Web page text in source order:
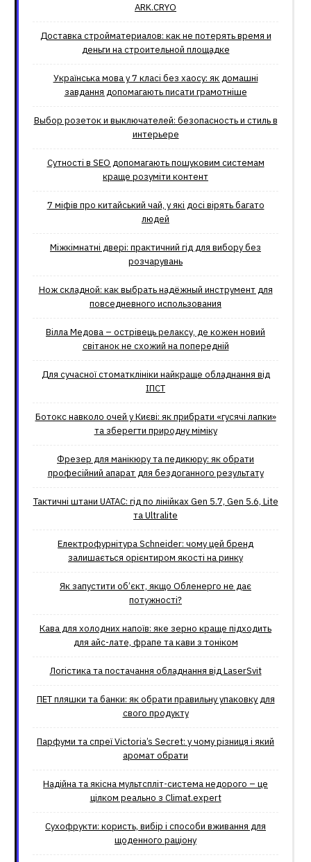
ARK.CRYO
Доставка стройматериалов: как не потерять время и
деньги на строительной площадке
Українська мова у 7 класі без хаосу: як домашні
завдання допомагають писати грамотніше
Выбор розеток и выключателей: безопасность и стиль в
интерьере
Сутності в SEO допомагають пошуковим системам
краще розуміти контент
7 міфів про китайський чай, у які досі вірять багато
людей
Міжкімнатні двері: практичний гід для вибору без
розчарувань
Нож складной: как выбрать надёжный инструмент для
повседневного использования
Вілла Медова – острівець релаксу, де кожен новий
світанок не схожий на попередній
Для сучасної стоматклініки найкраще обладнання від
ІПСТ
Ботокс навколо очей у Києві: як прибрати «гусячі лапки»
та зберегти природну міміку
Фрезер для манікюру та педикюру: як обрати
професійний апарат для бездоганного результату
Тактичні штани UATAC: гід по лінійках Gen 5.7, Gen 5.6, Lite
та Ultralite
Електрофурнітура Schneider: чому цей бренд
залишається орієнтиром якості на ринку
Як запустити об’єкт, якщо Обленерго не дає
потужності?
Кава для холодних напоїв: яке зерно краще підходить
для айс-лате, фрапе та кави з тоніком
Логістика та постачання обладнання від LaserSvit
ПЕТ пляшки та банки: як обрати правильну упаковку для
свого продукту
Парфуми та спреї Victoria’s Secret: у чому різниця і який
аромат обрати
Надійна та якісна мультспліт-система недорого – це
цілком реально з Climat.еxpert
Сухофрукти: користь, вибір і способи вживання для
щоденного раціону